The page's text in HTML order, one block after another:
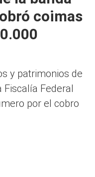
coimas
y patrimonios de
Federal
por el cobro